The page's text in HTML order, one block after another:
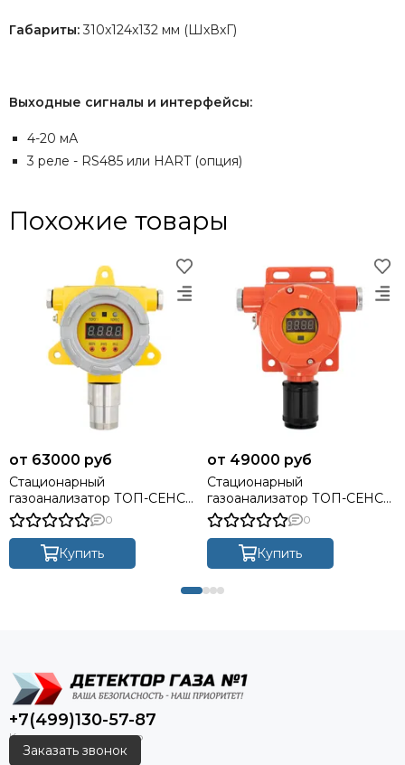
Габариты:310x124x132 мм (ШxВxГ)
Выходные сигналы и интерфейсы:
4-20 мА
3 реле - RS485 или HART (опция)
Похожие товары
63000 руб
Стационарный
газоанализатор ТОП-СЕНС
N
0
Купить
49000 руб
Стационарный
газоанализатор ТОП-СЕНС
10N
0
Купить
+7(499)130-57-87
Заказать звонок